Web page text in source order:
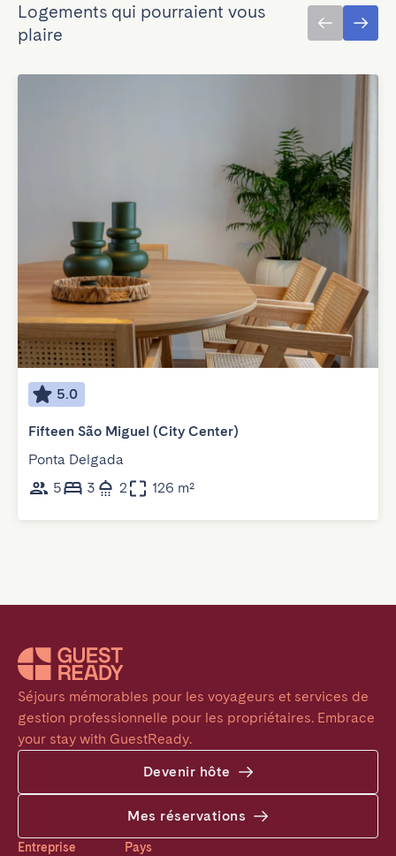
Logements qui pourraient vous
plaire
5.0
Fifteen São Miguel (City Center)
Ponta Delgada
5
3 2 126 m²
Séjours mémorables pour les voyageurs et services de
gestion professionnelle pour les propriétaires. Embrace
your stay with GuestReady.
Devenir hôte
Mes réservations
Entreprise Pays